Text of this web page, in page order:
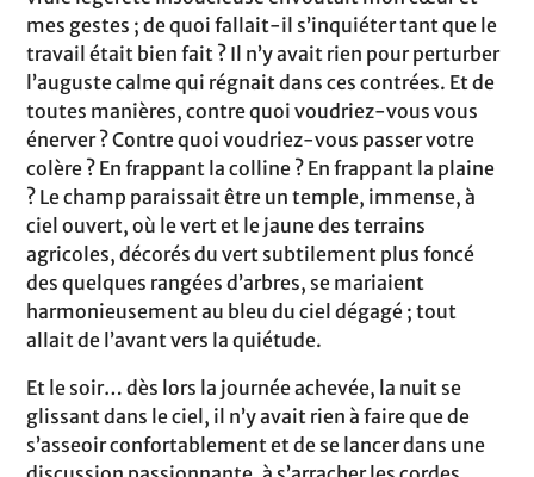
mes gestes ; de quoi fallait-il s’inquiéter tant que le
travail était bien fait ? Il n’y avait rien pour perturber
l’auguste calme qui régnait dans ces contrées. Et de
toutes manières, contre quoi voudriez-vous vous
énerver ? Contre quoi voudriez-vous passer votre
colère ? En frappant la colline ? En frappant la plaine
? Le champ paraissait être un temple, immense, à
ciel ouvert, où le vert et le jaune des terrains
agricoles, décorés du vert subtilement plus foncé
des quelques rangées d’arbres, se mariaient
harmonieusement au bleu du ciel dégagé ; tout
allait de l’avant vers la quiétude.
Et le soir… dès lors la journée achevée, la nuit se
glissant dans le ciel, il n’y avait rien à faire que de
s’asseoir confortablement et de se lancer dans une